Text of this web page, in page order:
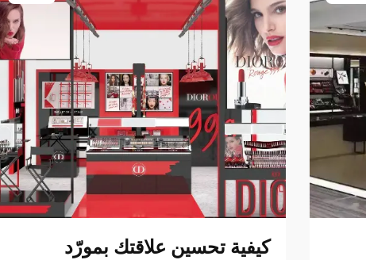
كيفية تحسين علاقتك بمورّد